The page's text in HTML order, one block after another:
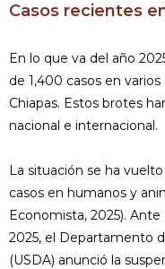
Casos recientes
En lo que va del año
de 1,400 casos en
Chiapas. Estos brotes
nacional e internacional.
La situación se ha
casos en humanos y
Economista, 2025).
2025, el Departamento
(USDA) anunció la